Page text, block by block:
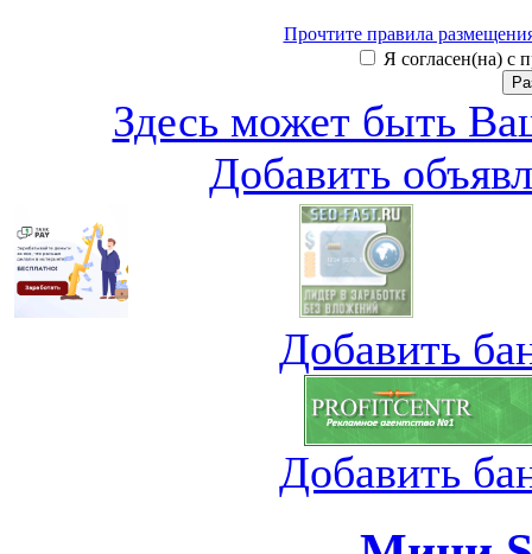
Прочтите правила
Я согласен(на) с
Здесь может быть
Добавить
Добавить
Добавить